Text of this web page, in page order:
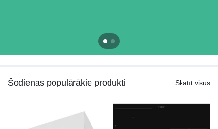
Šodienas populārākie produkti Skatīt visus